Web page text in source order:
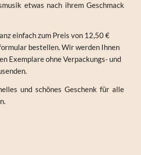
etwas nach ihrem Geschmack
einfach zum Preis von 12,50 €
bestellen. Wir werden Ihnen
Exemplare ohne Verpackungs- und
und schönes Geschenk für alle